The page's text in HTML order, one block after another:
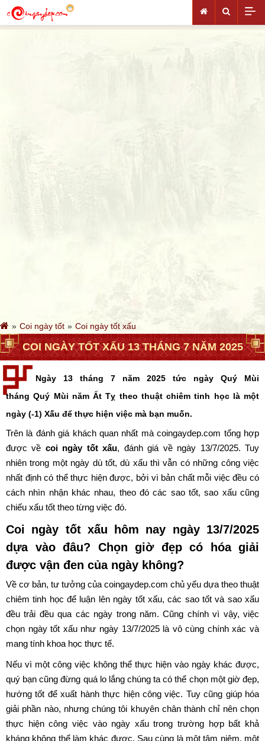
Coi ngày tốt Coi ngày tốt xấu
COI NGÀY TỐT XẤU 13 THÁNG 7 NĂM 2025
Ngày 13 tháng 7 năm 2025 tức ngày Quý Mùi
tháng Quý Mùi năm Ất Tỵ theo thuật chiêm tinh học là một
ngày (-1) Xấu để thực hiện việc mà bạn muốn.
Trên là đánh giá khách quan nhất mà coingaydep.com tổng hợp
được về coi ngày tốt xấu, đánh giá về ngày 13/7/2025. Tuy
nhiên trong một ngày dù tốt, dù xấu thì vẫn có những công việc
nhất định có thể thực hiện được, bởi vì bản chất mỗi việc đều có
cách nhìn nhận khác nhau, theo đó các sao tốt, sao xấu cũng
chiếu xấu tốt theo từng việc đó.
Coi ngày tốt xấu hôm nay ngày 13/7/2025
dựa vào đâu? Chọn giờ đẹp có hóa giải
được vận đen của ngày không?
Về cơ bản, tư tưởng của coingaydep.com chủ yếu dựa theo thuật
chiêm tinh học để luận lên ngày tốt xấu, các sao tốt và sao xấu
đều trải đều qua các ngày trong năm. Cũng chính vì vậy, việc
chọn ngày tốt xấu như ngày 13/7/2025 là vô cùng chính xác và
mang tính khoa học thực tế.
Nếu vì một công việc không thể thực hiện vào ngày khác được,
quý bạn cũng đừng quá lo lắng chúng ta có thể chọn một giờ đẹp,
hướng tốt để xuất hành thực hiện công việc. Tuy cũng giúp hóa
giải phần nào, nhưng chúng tôi khuyên chân thành chỉ nên chọn
thực hiện công việc vào ngày xấu trong trường hợp bất khả
kháng không thể làm khác được. Sau cùng là một tâm niệm, một